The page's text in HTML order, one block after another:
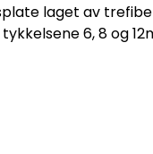
laget av
6, 8 og